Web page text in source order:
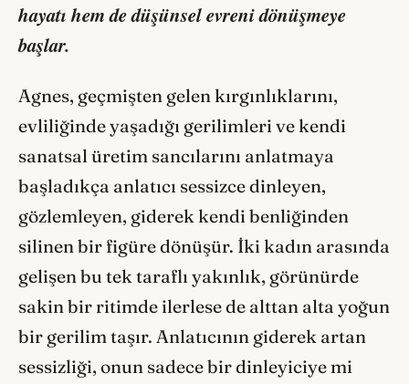
hayatı hem de düşünsel evreni dönüşmeye
başlar.
Agnes, geçmişten gelen kırgınlıklarını,
evliliğinde yaşadığı gerilimleri ve kendi
sanatsal üretim sancılarını anlatmaya
başladıkça anlatıcı sessizce dinleyen,
gözlemleyen, giderek kendi benliğinden
silinen bir figüre dönüşür. İki kadın arasında
gelişen bu tek taraflı yakınlık, görünürde
sakin bir ritimde ilerlese de alttan alta yoğun
bir gerilim taşır. Anlatıcının giderek artan
sessizliği, onun sadece bir dinleyiciye mi